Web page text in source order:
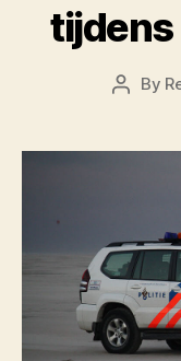
Post
By